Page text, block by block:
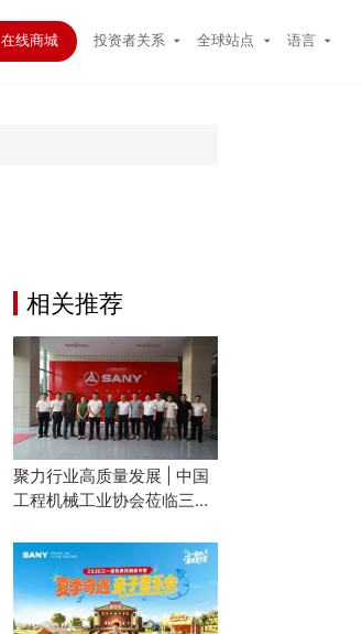
在线商城 投资者关系 全球站点 语言
相关推荐
聚力行业高质量发展 | 中国
工程机械工业协会莅临三一